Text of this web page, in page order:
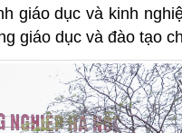
giáo dục và kinh
giáo dục và đào tạo